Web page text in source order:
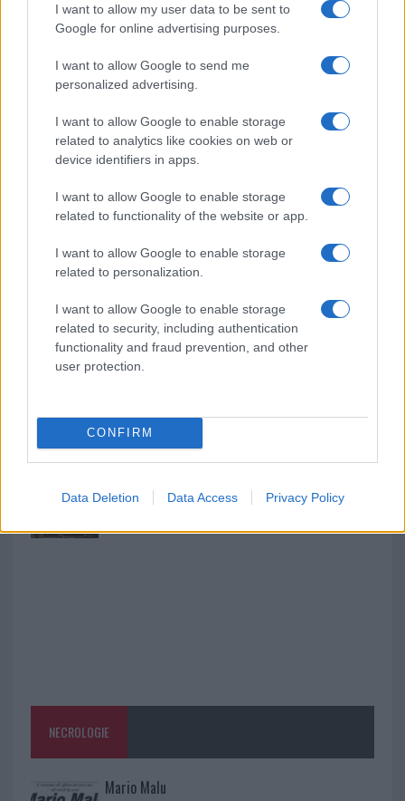
I want to allow my user data to be sent to
Google for online advertising purposes.
I want to allow Google to send me
personalized advertising.
I want to allow Google to enable storage
related to analytics like cookies on web or
device identifiers in apps.
I want to allow Google to enable storage
related to functionality of the website or app.
I want to allow Google to enable storage
related to personalization.
I want to allow Google to enable storage
related to security, including authentication
functionality and fraud prevention, and other
user protection.
CONFIRM
Data Deletion Data Access Privacy Policy
Le previsioni meteo per il weekend a Olbia e in
Gallura
Michelle Hunziker in Gallura, bella anche dal
vivo: un amico vip svela come fa
Calangianus, dopo le polemiche il centro
accoglienza minori chiude
Olbia, divieto di sosta contro spaccio e degrado:
esplode la protesta
Pausa caffè impeccabile: come scegliere la
soluzione ideale per la casa e l’ufficio
rinascita della strada che segnò la Gallura
la rete elettrica
NECROLOGIE
Mario Malu